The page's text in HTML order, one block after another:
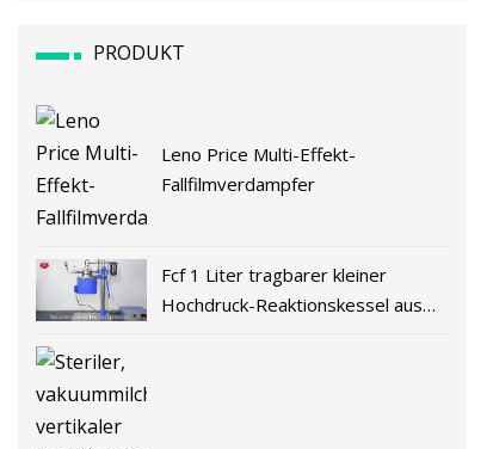
PRODUKT
Leno Price Multi-Effekt-
Fallfilmverdampfer
Fcf 1 Liter tragbarer kleiner
Hochdruck-Reaktionskessel aus